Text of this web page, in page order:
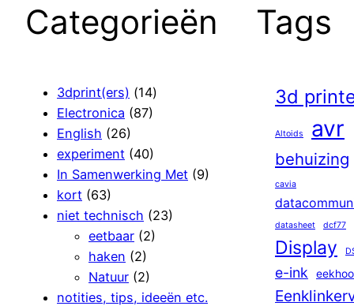
Categorieën
3dprint(ers) (14)
Electronica (87)
English (26)
experiment (40)
In Samenwerking Met (9)
kort (63)
niet technisch (23)
eetbaar (2)
haken (2)
Natuur (2)
notities, tips, ideeën etc.
Tags
3d
Altoids avr
behuizing
cavia
datasheet dcf77
Display
e-ink